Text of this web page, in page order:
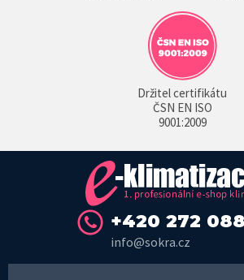
Držitel certifikátu
ČSN EN ISO
9001:2009
+420 272
info@sokra.cz